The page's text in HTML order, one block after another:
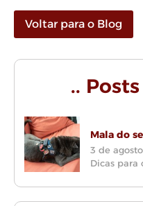
Voltar para o Blog
..
Mala do
3 de
Dicas para